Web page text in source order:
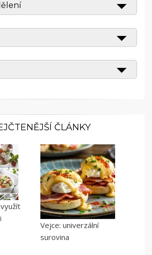
ČLÁNKY
Vejce: univerzální
surovina